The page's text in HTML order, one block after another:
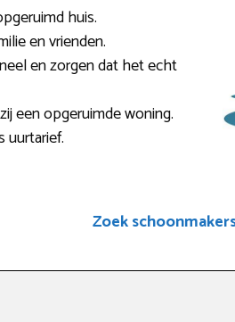
huis.
en vrienden.
en zorgen dat het echt
een opgeruimde woning.
uurtarief.
Zoek